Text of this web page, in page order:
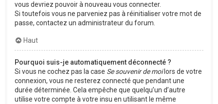
vous devriez pouvoir à nouveau vous connecter.
Si toutefois vous ne parveniez pas à réinitialiser votre mot de
passe, contactez un administrateur du forum.
Haut
Pourquoi suis-je automatiquement déconnecté ?
Si vous ne cochez pas la case Se souvenir de moilors de votre
connexion, vous ne resterez connecté que pendant une
durée déterminée. Cela empêche que quelqu’un d’autre
utilise votre compte à votre insu en utilisant le même